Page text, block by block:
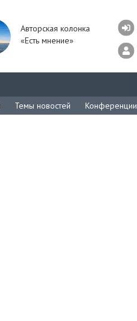
Авторская колонка
«Есть мнение»
Темы новостей Конференции